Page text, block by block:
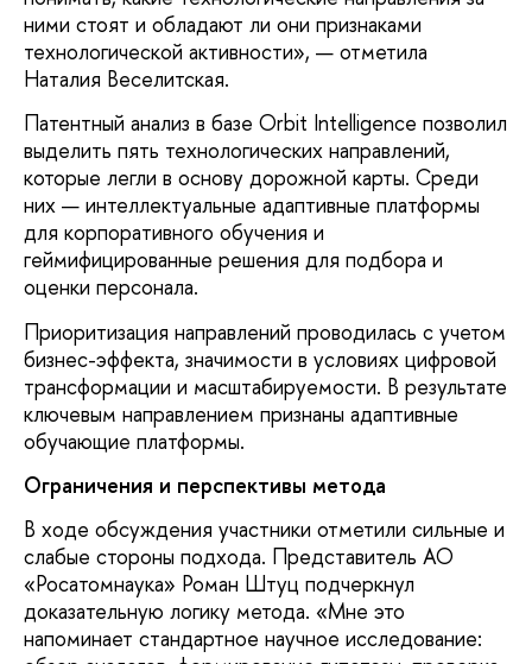
ними стоят и обладают ли они признаками
технологической активности», — отметила
Наталия Веселитская.
Патентный анализ в базе Orbit Intelligence позволил
выделить пять технологических направлений,
которые легли в основу дорожной карты. Среди
них — интеллектуальные адаптивные платформы
для корпоративного обучения и
геймифицированные решения для подбора и
оценки персонала.
Приоритизация направлений проводилась с учетом
бизнес-эффекта, значимости в условиях цифровой
трансформации и масштабируемости. В результате
ключевым направлением признаны адаптивные
обучающие платформы.
Ограничения и перспективы метода
В ходе обсуждения участники отметили сильные и
слабые стороны подхода. Представитель АО
«Росатомнаука» Роман Штуц подчеркнул
доказательную логику метода. «Мне это
напоминает стандартное научное исследование: